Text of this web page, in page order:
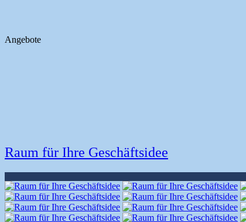
Angebote
Raum für Ihre Geschäftsidee